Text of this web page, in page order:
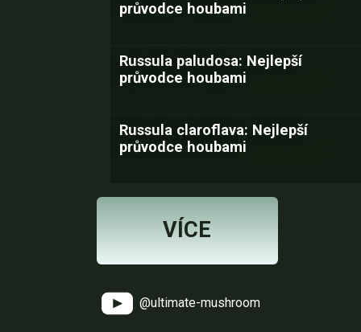
průvodce houbami
Russula paludosa: Nejlepší
průvodce houbami
Russula claroflava: Nejlepší
průvodce houbami
VÍCE
@ultimate-mushroom